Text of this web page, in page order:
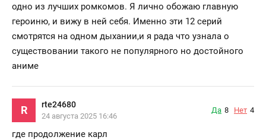
одно из лучших ромкомов. Я лично обожаю главную
героиню, и вижу в ней себя. Именно эти 12 серий
смотрятся на одном дыхании,и я рада что узнала о
существовании такого не популярного но достойного
аниме
R rte24680
24 августа 2025 16:46
Да 8 Нет 4
где продолжение карл